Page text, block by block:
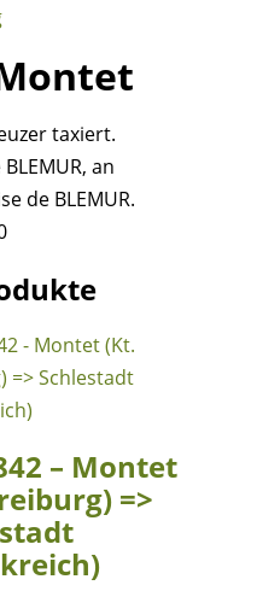
taxiert.
an
de BLEMUR.
– Montet
=>